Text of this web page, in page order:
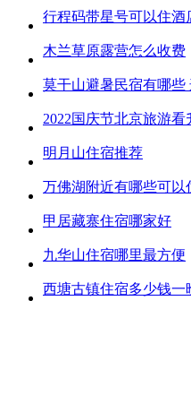
行程码带星号可以住
木兰草原露营怎么收费
莫干山避暑民宿有哪些
2022国庆节北京旅游
明月山住宿推荐
万佛湖附近有哪些可
甲居藏寨住宿哪家好
九华山住宿哪里最方便
西塘古镇住宿多少钱